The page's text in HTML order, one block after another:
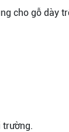
cho gỗ dày
trường.